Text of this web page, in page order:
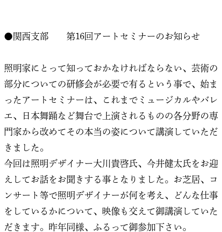
●関西支部 第16回アートセミナーのお知らせ
照明家にとって知っておかなければならない、芸術の
部分についての研修会が必要で有るという事で、始ま
ったアートセミナーは、これまでミュージカルやバレ
エ、日本舞踊など舞台で上演されるものの各分野の専
門家から改めてその本当の姿について講演していただ
きました。
今回は照明デザイナー大川貴啓氏、今井健太氏をお迎
えしてお話をお聞きする事となりました。お芝居、コ
ンサート等で照明デザイナーが何を考え、どんな仕事
をしているかについて、映像も交えて御講演していた
だきます。昨年同様、ふるって御参加下さい。